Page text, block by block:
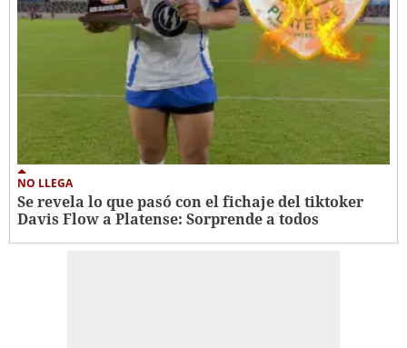
NO LLEGA
Se revela lo que pasó con el fichaje del tiktoker
Davis Flow a Platense: Sorprende a todos